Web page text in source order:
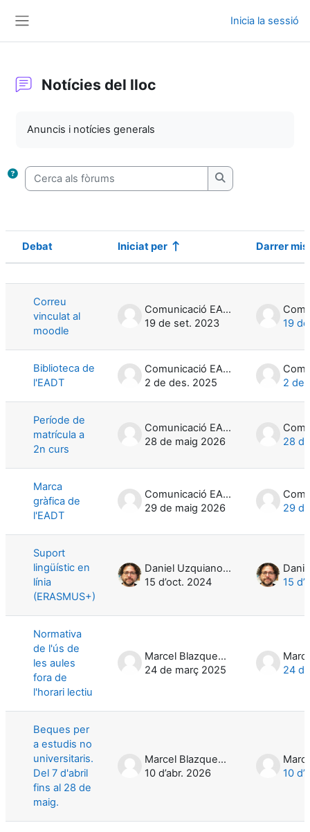
Inicia la sessió
Notícies del lloc
Anuncis i notícies generals
Cerca als fòrums
Cerca als fòrums
Estat
Debat Iniciat per Darrer
Correu
vinculat al
moodle
Comunicació EADT
19 de set. 2023
19
Biblioteca de
l'EADT
Comunicació EADT
2 de des. 2025
2 de
Període de
matrícula a
2n curs
Comunicació EADT
28 de maig 2026
28
Marca
gràfica de
l'EADT
Comunicació EADT
29 de maig 2026
29
Suport
lingüístic en
línia
(ERASMUS+)
Daniel Uzquiano Cruz
15 d’oct. 2024
15
Normativa
de l'ús de
les aules
fora de
l'horari lectiu
Marcel Blazquez Mañé
24 de març 2025
24
Beques per
a estudis no
universitaris.
Del 7 d'abril
fins al 28 de
maig.
Marcel Blazquez Mañé
10 d’abr. 2026
10